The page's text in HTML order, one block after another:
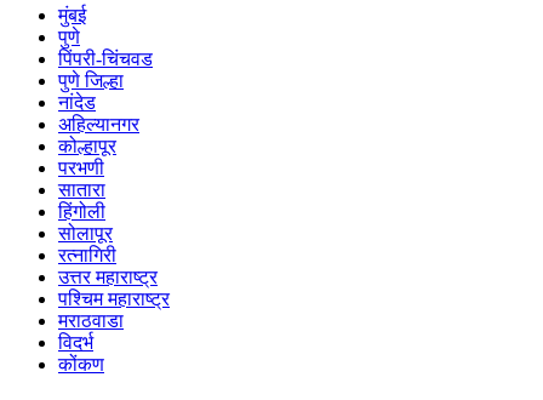
मुंबई
पुणे
पिंपरी-चिंचवड
पुणे जिल्हा
नांदेड
अहिल्यानगर
कोल्हापूर
परभणी
सातारा
हिंगोली
सोलापूर
रत्नागिरी
उत्तर महाराष्ट्र
पश्चिम महाराष्ट्र
मराठवाडा
विदर्भ
कोंकण